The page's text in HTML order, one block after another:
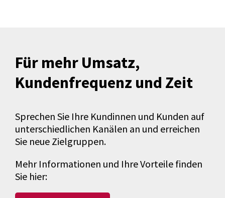
Für mehr Umsatz,
Kundenfrequenz und Zeit
Sprechen Sie Ihre Kundinnen und Kunden auf
unterschiedlichen Kanälen an und erreichen
Sie neue Zielgruppen.
Mehr Informationen und Ihre Vorteile finden
Sie hier: